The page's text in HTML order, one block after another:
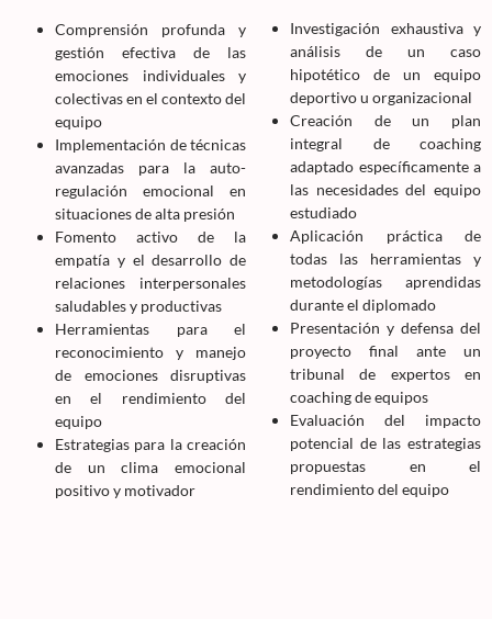
Comprensión profunda y
gestión efectiva de las
emociones individuales y
colectivas en el contexto del
equipo
Implementación de técnicas
avanzadas para la auto-
regulación emocional en
situaciones de alta presión
Fomento activo de la
empatía y el desarrollo de
relaciones interpersonales
saludables y productivas
Herramientas para el
reconocimiento y manejo
de emociones disruptivas
en el rendimiento del
equipo
Estrategias para la creación
de un clima emocional
positivo y motivador
Investigación exhaustiva y
análisis de un caso
hipotético de un equipo
deportivo u organizacional
Creación de un plan
integral de coaching
adaptado específicamente a
las necesidades del equipo
estudiado
Aplicación práctica de
todas las herramientas y
metodologías aprendidas
durante el diplomado
Presentación y defensa del
proyecto final ante un
tribunal de expertos en
coaching de equipos
Evaluación del impacto
potencial de las estrategias
propuestas en el
rendimiento del equipo